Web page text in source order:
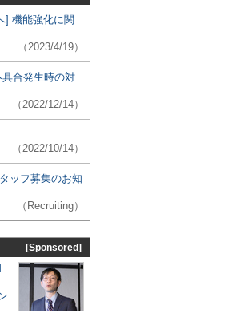
] 機能強化に関
（2023/4/19）
合発生時の対
（2022/12/14）
（2022/10/14）
ッフ募集のお知
（Recruiting）
[Sponsored]